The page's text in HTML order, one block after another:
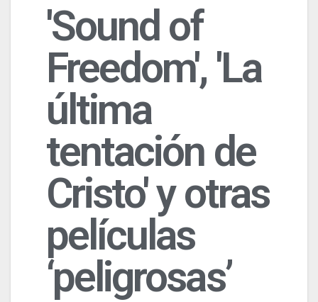
'Sound of
Freedom', 'La
última
tentación de
Cristo' y otras
películas
‘peligrosas’